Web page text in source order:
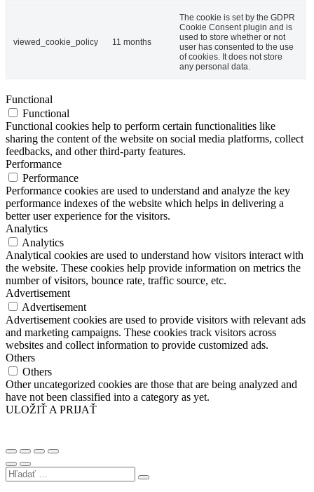
viewed_cookie_policy 11 months
The cookie is set by the GDPR
Cookie Consent plugin and is
used to store whether or not
user has consented to the use
of cookies. It does not store
any personal data.
Functional
Functional
Functional cookies help to perform certain functionalities like
sharing the content of the website on social media platforms, collect
feedbacks, and other third-party features.
Performance
Performance
Performance cookies are used to understand and analyze the key
performance indexes of the website which helps in delivering a
better user experience for the visitors.
Analytics
Analytics
Analytical cookies are used to understand how visitors interact with
the website. These cookies help provide information on metrics the
number of visitors, bounce rate, traffic source, etc.
Advertisement
Advertisement
Advertisement cookies are used to provide visitors with relevant ads
and marketing campaigns. These cookies track visitors across
websites and collect information to provide customized ads.
Others
Others
Other uncategorized cookies are those that are being analyzed and
have not been classified into a category as yet.
ULOŽIŤ A PRIJAŤ